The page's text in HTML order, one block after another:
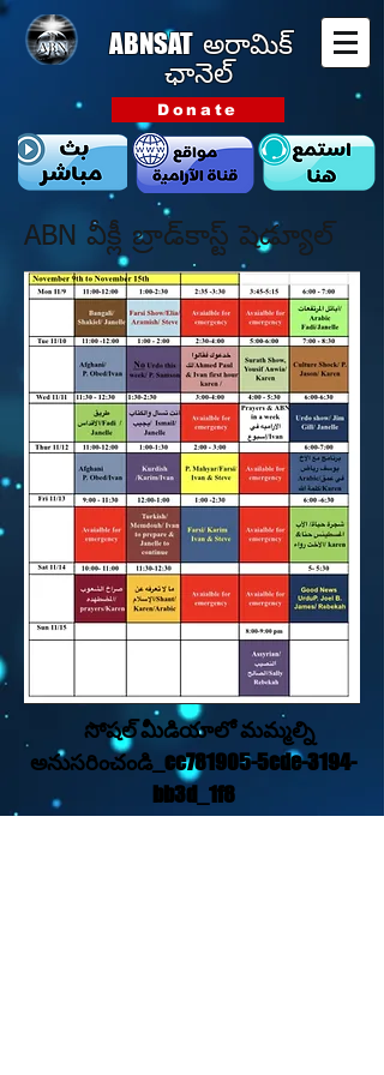
ABNSAT అరామిక్
ఛానెల్
Donate
ABN వీక్లీ బ్రాడ్‌కాస్ట్ షెడ్యూల్
సోషల్ మీడియాలో మమ్మల్ని
అనుసరించండి_cc781905-5cde-3194-
bb3d_1f8